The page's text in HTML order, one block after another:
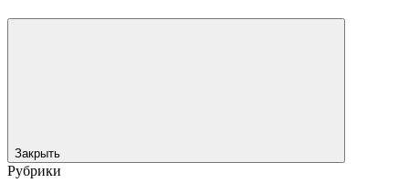
Закрыть
Рубрики